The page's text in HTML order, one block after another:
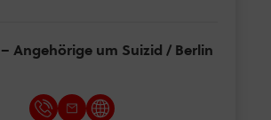
– Angehörige um Suizid / Berlin